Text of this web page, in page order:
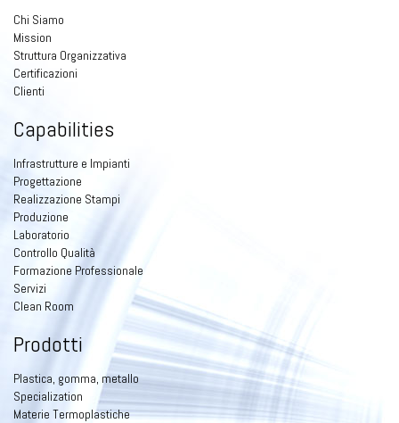
Chi Siamo
Mission
Struttura Organizzativa
Certificazioni
Clienti
Capabilities
Infrastrutture e Impianti
Progettazione
Realizzazione Stampi
Produzione
Laboratorio
Controllo Qualità
Formazione Professionale
Servizi
Clean Room
Prodotti
Plastica, gomma, metallo
Specialization
Materie Termoplastiche